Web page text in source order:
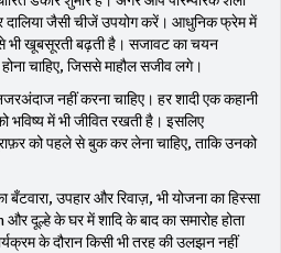
दालिया जैसी चीजें उपयोग करें। आधुनिक फ्रेम में
खूबसूरती बढ़ती है। सजावट का चयन
चाहिए, जिससे माहौल सजीव लगे।
नहीं करना चाहिए। हर शादी एक कहानी
भविष्य में भी जीवित रखती है। इसलिए
को पहले से बुक कर लेना चाहिए, ताकि उनको
उपहार और रिवाज़, भी योजना का हिस्सा
दूल्हे के घर में शादि के बाद का समारोह होता
के दौरान किसी भी तरह की उलझन नहीं